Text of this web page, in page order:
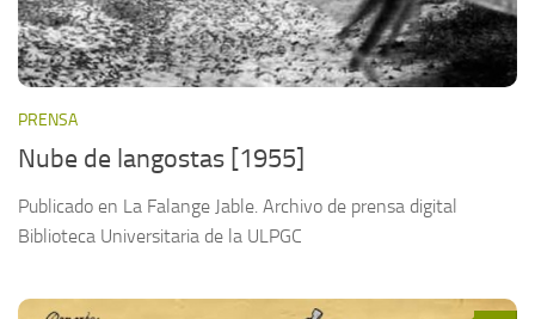
PRENSA
Nube de langostas [1955]
Publicado en La Falange Jable. Archivo de prensa digital
Biblioteca Universitaria de la ULPGC